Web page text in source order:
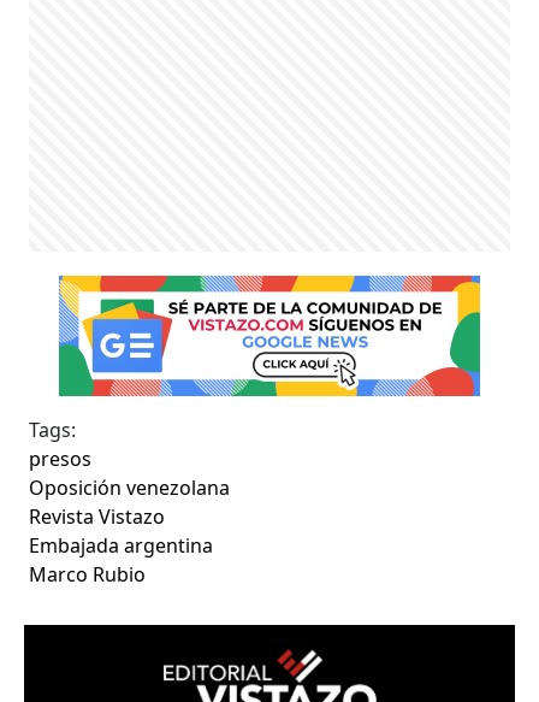
Tags:
presos
Oposición venezolana
Revista Vistazo
Embajada argentina
Marco Rubio